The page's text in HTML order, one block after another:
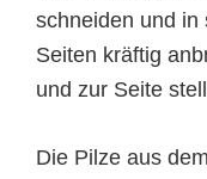
schneiden und in
Seiten kräftig
und zur Seite
Die Pilze aus